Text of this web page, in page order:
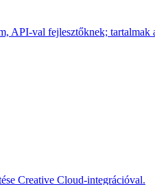
API-val fejlesztőknek; tartalmak
Creative Cloud-integrációval.